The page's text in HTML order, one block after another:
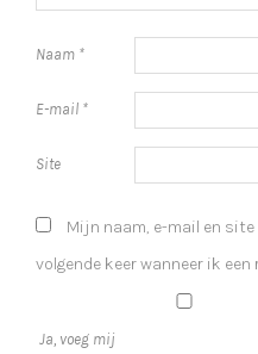
Naam *
E-mail *
Site
Mijn naam, e-mail en
volgende keer wanneer ik
Ja, voeg mij